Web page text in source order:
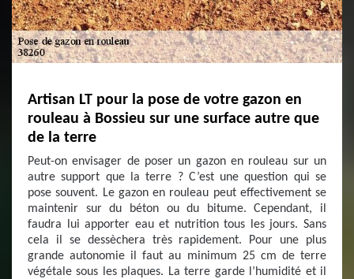
Artisan LT pour la pose de votre gazon en
rouleau à Bossieu sur une surface autre que
de la terre
Peut-on envisager de poser un gazon en rouleau sur un
autre support que la terre ? C’est une question qui se
pose souvent. Le gazon en rouleau peut effectivement se
maintenir sur du béton ou du bitume. Cependant, il
faudra lui apporter eau et nutrition tous les jours. Sans
cela il se dessèchera très rapidement. Pour une plus
grande autonomie il faut au minimum 25 cm de terre
végétale sous les plaques. La terre garde l’humidité et il